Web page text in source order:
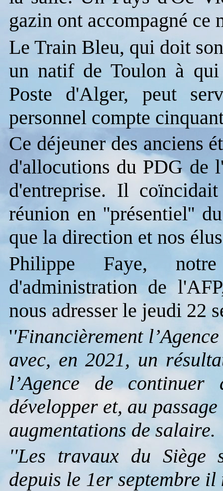
gazin ont accompagné ce
Le Train Bleu, qui doit
un natif de Toulon à
Poste d'Alger, peut
personnel compte
Ce déjeuner des anciens
d'allocutions du PDG de
d'entreprise. Il
réunion en ''présentiel''
que la direction et nos
Philippe Faye,
d'administration de l'AFP
nous adresser le jeudi 22
''Financièrement
avec, en 2021, un
l’Agence de
développer et, au
augmentations de salaire.
''Les travaux du Siège
depuis le 1er septembre il